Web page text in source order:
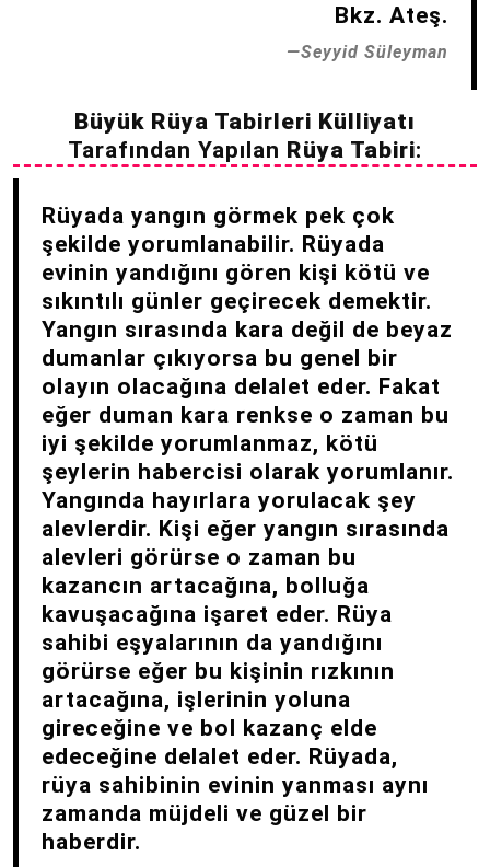
Bkz. Ateş.
Seyyid Süleyman
Büyük Rüya Tabirleri Külliyatı
Tarafından Yapılan Rüya Tabiri:
Rüyada yangın görmek pek çok
şekilde yorumlanabilir. Rüyada
evinin yandığını gören kişi kötü ve
sıkıntılı günler geçirecek demektir.
Yangın sırasında kara değil de beyaz
dumanlar çıkıyorsa bu genel bir
olayın olacağına delalet eder. Fakat
eğer duman kara renkse o zaman bu
iyi şekilde yorumlanmaz, kötü
şeylerin habercisi olarak yorumlanır.
Yangında hayırlara yorulacak şey
alevlerdir. Kişi eğer yangın sırasında
alevleri görürse o zaman bu
kazancın artacağına, bolluğa
kavuşacağına işaret eder. Rüya
sahibi eşyalarının da yandığını
görürse eğer bu kişinin rızkının
artacağına, işlerinin yoluna
gireceğine ve bol kazanç elde
edeceğine delalet eder. Rüyada,
rüya sahibinin evinin yanması aynı
zamanda müjdeli ve güzel bir
haberdir.